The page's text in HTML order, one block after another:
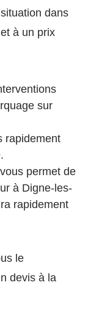
dans
à un prix
uage sur
rapidement
vous permet de
à Digne-les-
rapidement
le
devis à la